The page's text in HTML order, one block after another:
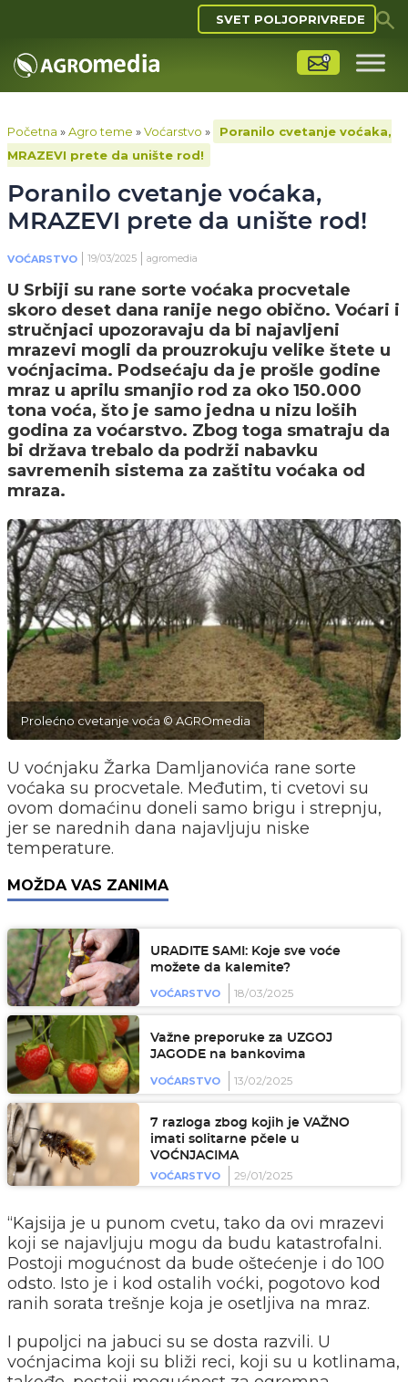
SVET POLJOPRIVREDE
Početna »Agro teme »Voćarstvo »
Poranilo cvetanje voćaka,
MRAZEVI prete da unište rod!
Poranilo cvetanje voćaka,
MRAZEVI prete da unište rod!
VOĆARSTVO 19/03/2025 agromedia
U Srbiji su rane sorte voćaka procvetale
skoro deset dana ranije nego obično. Voćari i
stručnjaci upozoravaju da bi najavljeni
mrazevi mogli da prouzrokuju velike štete u
voćnjacima. Podsećaju da je prošle godine
mraz u aprilu smanjio rod za oko 150.000
tona voća, što je samo jedna u nizu loših
godina za voćarstvo. Zbog toga smatraju da
bi država trebalo da podrži nabavku
savremenih sistema za zaštitu voćaka od
mraza.
Prolećno cvetanje voća © AGROmedia
U voćnjaku Žarka Damljanovića rane sorte
voćaka su procvetale. Međutim, ti cvetovi su
ovom domaćinu doneli samo brigu i strepnju,
jer se narednih dana najavljuju niske
temperature.
MOŽDA VAS ZANIMA
URADITE SAMI: Koje sve voće
možete da kalemite?
VOĆARSTVO 18/03/2025
Važne preporuke za UZGOJ
JAGODE na bankovima
VOĆARSTVO 13/02/2025
7 razloga zbog kojih je VAŽNO
imati solitarne pčele u
VOĆNJACIMA
VOĆARSTVO
29/01/2025
“Kajsija je u punom cvetu, tako da ovi mrazevi
koji se najavljuju mogu da budu katastrofalni.
Postoji mogućnost da bude oštećenje i do 100
odsto. Isto je i kod ostalih voćki, pogotovo kod
ranih sorata trešnje koja je osetljiva na mraz.
I pupoljci na jabuci su se dosta razvili. U
voćnjacima koji su bliži reci, koji su u kotlinama,